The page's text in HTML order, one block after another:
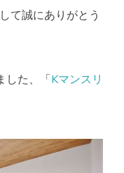
て誠にありがとう
した、「Kマンスリ